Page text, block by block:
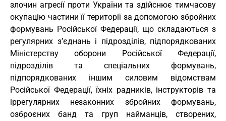
злочин агресії проти України та здійснює тимчасову
окупацію частини її території за допомогою збройних
формувань Російської Федерації, що складаються з
регулярних з’єднань і підрозділів, підпорядкованих
Міністерству оборони Російської Федерації,
підрозділів та спеціальних формувань,
підпорядкованих іншим силовим відомствам
Російської Федерації, їхніх радників, інструкторів та
іррегулярних незаконних збройних формувань,
озброєних банд та груп найманців, створених,